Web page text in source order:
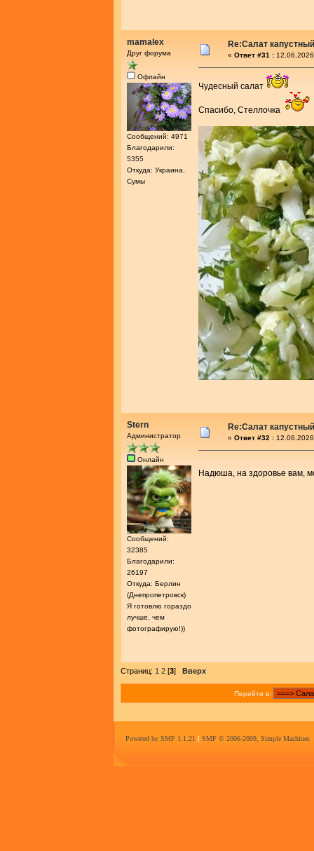
mamalex
Друг форума
Офлайн
Сообщений: 4971
Благодарили:
5355
Откуда: Украина,
Сумы
Re:Салат
« Ответ #31 :
Чудесный салат
Спасибо, Стеллочка
Stern
Администратор
Онлайн
Сообщений:
32385
Благодарили:
26197
Откуда: Берлин
(Днепропетровск)
Я готовлю гораздо
лучше, чем
фотографирую!))
Re:Салат
« Ответ #32 :
Надюша, на здоровье вам,
Страниц: 1 2 [3] Вверх
Перейти в:
Powered by SMF 1.1.21 | SMF © 2006-2009, Simple Machines